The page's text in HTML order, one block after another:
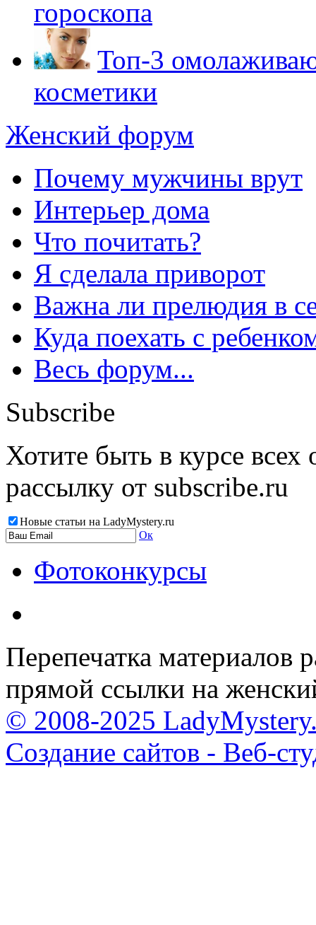
гороскопа
Топ-3
косметики
Женский форум
Почему мужчины врут
Интерьер дома
Что почитать?
Я сделала приворот
Важна ли прелюдия в
Куда поехать с
Весь форум...
Subscribe
Хотите быть в курсе
рассылку от subscribe.ru
Новые статьи на LadyMystery.ru
Ок
Фотоконкурсы
Перепечатка материалов
прямой ссылки на
© 2008-2025
Создание сайтов - Веб-